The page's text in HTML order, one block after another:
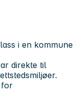
i en kommune
direkte til
for